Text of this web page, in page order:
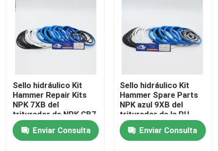
Hogar
Productos
Sello hidráulico Kit
Hammer Repair Kits
NPK 7XB del
triturador de NPK GB7
para el excavador de
la correa eslabonada
Enviar Consulta
Sello hidráulico Kit
Hammer Spare Parts
NPK azul 9XB del
triturador de la PU
Enviar Consulta